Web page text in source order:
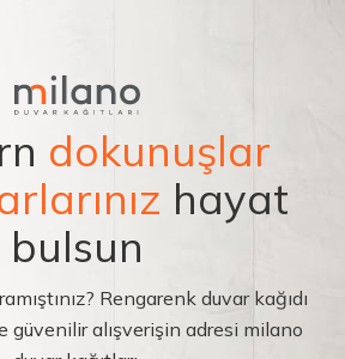
dokunuşlar
hayat
bulsun
Rengarenk duvar kağıdı
güvenilir alışverişin adresi milano